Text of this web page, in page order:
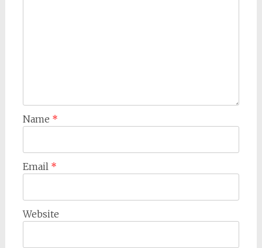
Name *
Email *
Website